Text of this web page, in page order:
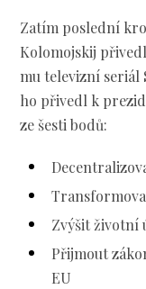
Zatím poslední
Kolomojskij
mu televizní
ho přivedl k
ze šesti bodů:
Zvýšit životní
Přijmout
EU